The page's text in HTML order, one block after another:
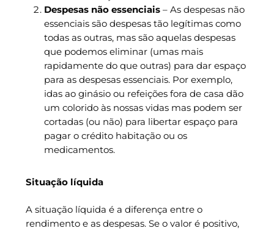
Despesas não essenciais– As despesas não
essenciais são despesas tão legítimas como
todas as outras, mas são aquelas despesas
que podemos eliminar (umas mais
rapidamente do que outras) para dar espaço
para as despesas essenciais. Por exemplo,
idas ao ginásio ou refeições fora de casa dão
um colorido às nossas vidas mas podem ser
cortadas (ou não) para libertar espaço para
pagar o crédito habitação ou os
medicamentos.
Situação líquida
A situação líquida é a diferença entre o
rendimento e as despesas. Se o valor é positivo,